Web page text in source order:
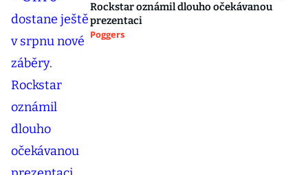
Rockstar oznámil dlouho očekávanou
prezentaci
Poggers